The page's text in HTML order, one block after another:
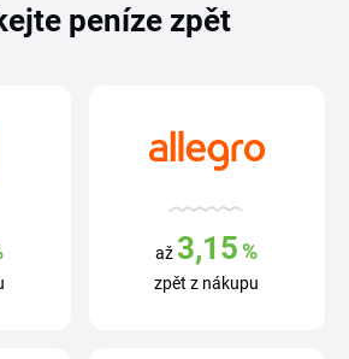
peníze zpět
až 3,15 %
zpět z nákupu